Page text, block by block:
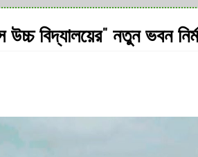
বিদ্যালয়ের” নতুন ভবন